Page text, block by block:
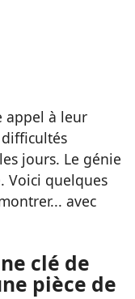
appel à leur
jours. Le génie
Voici quelques
avec
clé de
pièce de